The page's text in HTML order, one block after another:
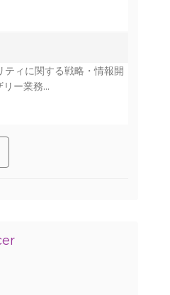
ティに関する戦略・情報開
ー業務...